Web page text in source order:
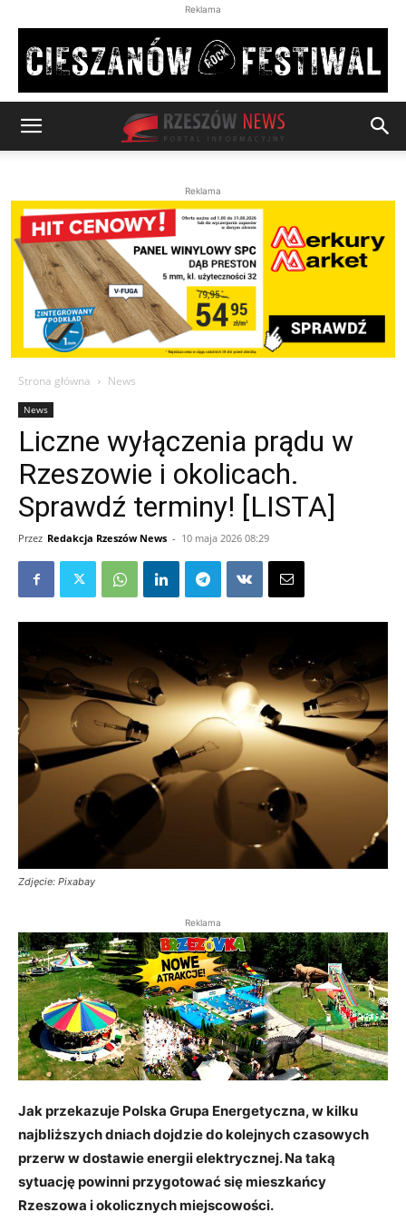
Reklama
Reklama
Strona główna News
News
Liczne wyłączenia prądu w
Rzeszowie i okolicach.
Sprawdź terminy! [LISTA]
Przez Redakcja Rzeszów News - 10 maja 2026 08:29
Zdjęcie: Pixabay
Reklama
Jak przekazuje Polska Grupa Energetyczna, w kilku
najbliższych dniach dojdzie do kolejnych czasowych
przerw w dostawie energii elektrycznej. Na taką
sytuację powinni przygotować się mieszkańcy
Rzeszowa i okolicznych miejscowości.